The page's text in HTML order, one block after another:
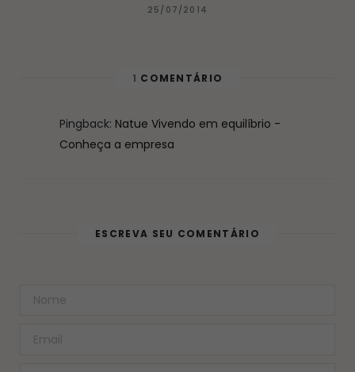
25/07/2014
1 COMENTÁRIO
Pingback: Natue Vivendo em equilíbrio -
Conheça a empresa
ESCREVA SEU COMENTÁRIO